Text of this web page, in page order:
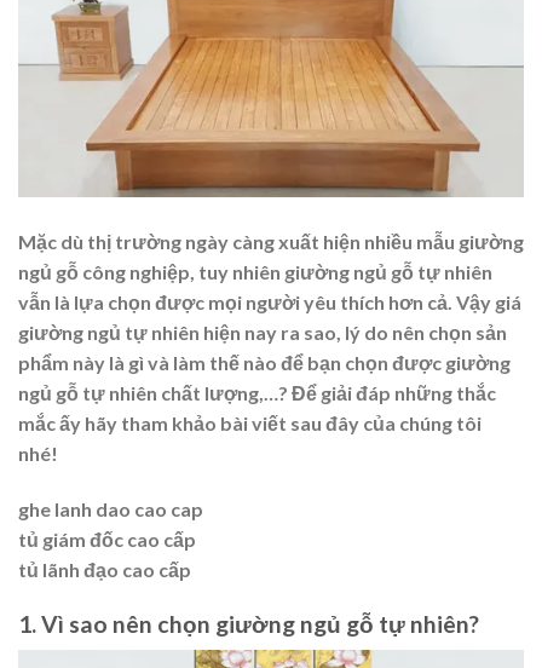
Mặc dù thị trường ngày càng xuất hiện nhiều mẫu giường
ngủ gỗ công nghiệp, tuy nhiên giường ngủ gỗ tự nhiên
vẫn là lựa chọn được mọi người yêu thích hơn cả. Vậy giá
giường ngủ tự nhiên hiện nay ra sao, lý do nên chọn sản
phẩm này là gì và làm thế nào để bạn chọn được giường
ngủ gỗ tự nhiên chất lượng,…? Để giải đáp những thắc
mắc ấy hãy tham khảo bài viết sau đây của chúng tôi
nhé!
ghe lanh dao cao cap
tủ giám đốc cao cấp
tủ lãnh đạo cao cấp
1. Vì sao nên chọn giường ngủ gỗ tự nhiên?